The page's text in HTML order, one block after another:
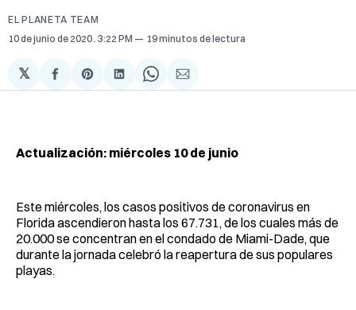
EL PLANETA TEAM
10 de junio de 2020 . 3:22 PM 19 minutos de lectura
𝕏
Compartir
en
Share
on
Compartir
en
Share
on
Compartir
via
Actualización: miércoles 10 de junio
Este miércoles, los casos positivos de coronavirus en
Florida ascendieron hasta los 67.731, de los cuales más de
20.000 se concentran en el condado de Miami-Dade, que
durante la jornada celebró la reapertura de sus populares
playas.